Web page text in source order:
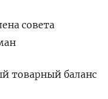
совета
​товарный баланс